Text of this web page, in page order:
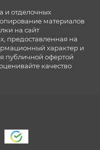
и отделочных
материалов
на сайт
предоставленная на
характер и
публичной офертой